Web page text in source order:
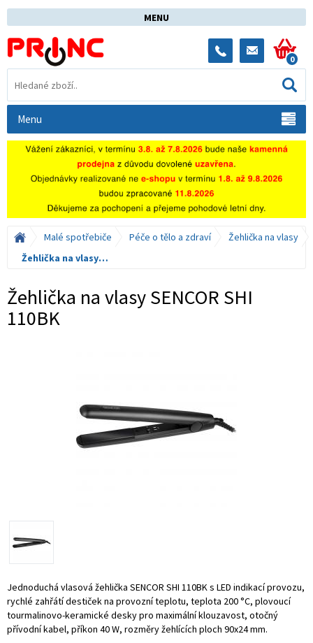
MENU
0
Menu
Malé spotřebiče Péče o tělo a zdraví
Žehlička na vlasy
Žehlička na vlasy SENCOR SHI 110BK
Žehlička na vlasy SENCOR SHI
110BK
Jednoduchá vlasová žehlička SENCOR SHI 110BK s LED indikací provozu,
rychlé zahřátí destiček na provozní teplotu, teplota 200 °C, plovoucí
tourmalinovo-keramické desky pro maximální klouzavost, otočný
přívodní kabel, příkon 40 W, rozměry žehlících ploch 90x24 mm.